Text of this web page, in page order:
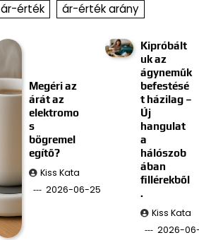
ár-érték ár-érték arány
Megéri az
árát az
elektromo
s
bögremel
egítő?
Kiss Kata
2026-06-25
Kipróbált
uk az
ágyneműk
befestésé
t házilag –
Új
hangulat
a
hálószob
ában
fillérekből
.
Kiss Kata
2026-